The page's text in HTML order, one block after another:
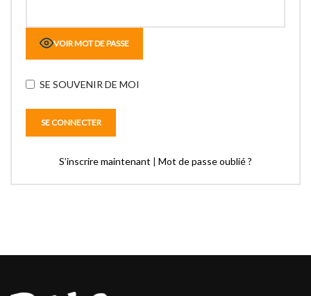
VOIR MOT DE PASSE
SE SOUVENIR DE MOI
S’inscrire maintenant | Mot de passe oublié ?